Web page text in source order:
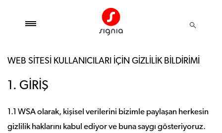
WEB SİTESİ KULLANICILARI İÇİN GİZLİLİK BİLDİRİMİ
1. GİRİŞ
1.1 WSA olarak, kişisel verilerini bizimle paylaşan herkesin
gizlilik haklarını kabul ediyor ve buna saygı gösteriyoruz.